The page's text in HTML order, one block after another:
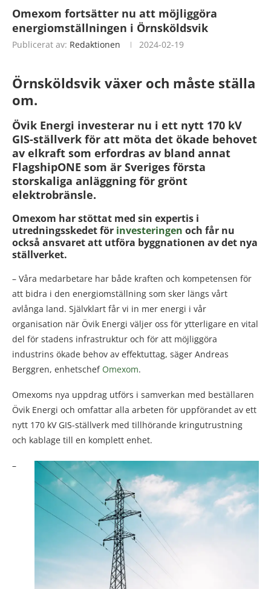
Omexom fortsätter nu att möjliggöra
energiomställningen i Örnsköldsvik
Publicerat av: Redaktionen 2024-02-19
Örnsköldsvik växer och måste ställa
om.
Övik Energi investerar nu i ett nytt 170 kV
GIS-ställverk för att möta det ökade behovet
av elkraft som erfordras av bland annat
FlagshipONE som är Sveriges första
storskaliga anläggning för grönt
elektrobränsle.
Omexom har stöttat med sin expertis i
utredningsskedet för investeringen och får nu
också ansvaret att utföra byggnationen av det nya
ställverket.
– Våra medarbetare har både kraften och kompetensen för
att bidra i den energiomställning som sker längs vårt
avlånga land. Självklart får vi in mer energi i vår
organisation när Övik Energi väljer oss för ytterligare en vital
del för stadens infrastruktur och för att möjliggöra
industrins ökade behov av effektuttag, säger Andreas
Berggren, enhetschef Omexom.
Omexoms nya uppdrag utförs i samverkan med beställaren
Övik Energi och omfattar alla arbeten för uppförandet av ett
nytt 170 kV GIS-ställverk med tillhörande kringutrustning
och kablage till en komplett enhet.
–